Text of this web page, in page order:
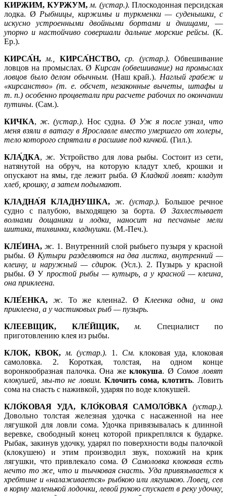
КИРЖИМ, КУРЖУМ, м. (устар.).Плоскодонная персидская
лодка. Ø Рыбницы, киржимы и туркменки — суденышки, с
искусно устроенными двойными бортами и днищами, —
упорно и настойчиво совершали дальние морские рейсы. (К.
Ер.).
КИРСА́Н, м., КИРСА́НСТВО,ср. (устар.).Обвешивание
ловцов на промыслах. Ø Кирсан (обвешивание) на промыслах
ловцов было делом обычным. (Наш край.). Наглый грабеж и
«кирсанство» (т. е. обсчет, незаконные вычеты, штафы и
т. п.) особенно процветали при расчете рабочих по окончании
путины. (Сам.).
КИЧКА,ж. (устар.).Нос судна. Ø Уж я после узнал, что
меня взяли в ватагу в Ярославле вместо умершего от холеры,
тело которого спрятали в расшиве под кичкой. (Гил.).
КЛА́ДКА,ж. Устройство для лова рыбы. Состоит из сети,
натянутой на обруч, на которую кладут хлеб, крошки и
опускают на ямы, где лежит рыба. Ø Кладкой ловят: кладут
хлеб, крошку, а затем подымают.
КЛАДНА́Я КЛАДНУШКА, ж. (устар.). Большое речное
судно с палубою, выходящею за борта. Ø Захлестывает
волнами дощаники и лодки, наносит на песчаные мели
шитики, тихвинки, кладнушки. (М.-Печ.).
КЛЕ́ИНА, ж. 1. Внутренний слой рыбьего пузыря у красной
рыбы. Ø Кутыри разделяются на два листка, внутренний —
клеину, и наружный — сдирок. (Усл.). 2. Пузырь у красной
рыбы. Ø У простой рыбы — кутырь, а у красной — клеина,
она приклеена.
КЛЕ́ЕНКА, ж. То же клеина2. Ø Клеенка одна, и она
приклеена, а у частиковых рыб — пузырь.
КЛЕЕВЩИК, КЛЕ́ЙЩИК, м. Специалист по
приготовлению клея из рыбы.
КЛОК, КВОК, м. (устар.). 1. См. клоковая уда, клоковая
самоловка. 2. Короткая, толстая, на одном конце
воронкообразная палочка. Она жеклокуша. Ø Сомов ловят
клокушей, мы-то не ловим.Клочить сома, клотить. Ловить
сома на снасть с наживкой, ударяя по воде клокушей.
КЛО́КОВАЯ УДА, КЛО́КОВАЯ САМОЛО́ВКА (устар.).
Довольно толстая железная удочка с насаженной на нее
лягушкой для ловли сома. Удочка привязывалась к длинной
веревке, свободный конец которой прикреплялся к бударке.
Рыбак, закинув удочку, ударял по поверхности воды палочкой
(клокушею) и этим производил звук, похожий на крик
лягушки, что привлекало сома. Ø Самоловка клоковая есть
нечто то же, что и тычковая снасть. Уда привязывается к
хребтине и «налаживается» рыбкою или лягушкою. Ловец, сев
в корму маленькой лодочки, левой рукою спускает в реку удочку,